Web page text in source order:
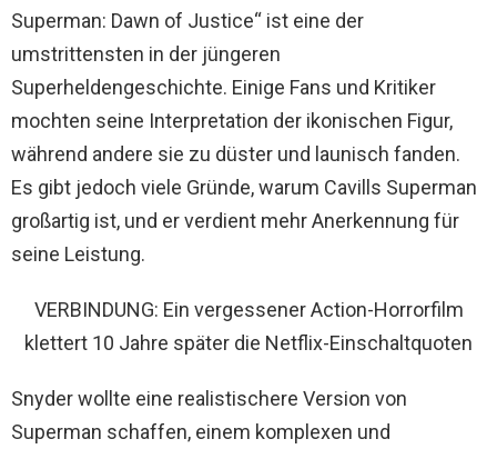
Superman: Dawn of Justice“ ist eine der
umstrittensten in der jüngeren
Superheldengeschichte. Einige Fans und Kritiker
mochten seine Interpretation der ikonischen Figur,
während andere sie zu düster und launisch fanden.
Es gibt jedoch viele Gründe, warum Cavills Superman
großartig ist, und er verdient mehr Anerkennung für
seine Leistung.
VERBINDUNG: Ein vergessener Action-Horrorfilm
klettert 10 Jahre später die Netflix-Einschaltquoten
Snyder wollte eine realistischere Version von
Superman schaffen, einem komplexen und